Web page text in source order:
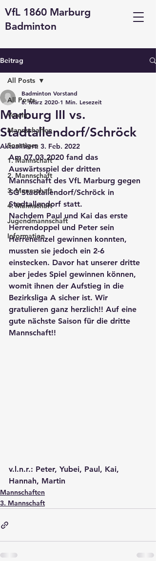
VfL 1860 Marburg
Badminton
Beitrag
All Posts
Verein
Mannschaften
Sonstiges
1. Mannschaft
2. Mannschaft
3. Mannschaft
4. Mannschaft
Jugendmannschaft
Information
All Posts
Marburg III vs.
Stadtallendorf/Schröck
Badminton Vorstand
8. März 2020 1 Min. Lesezeit
Aktualisiert: 3. Feb. 2022
Am 07.03.2020 fand das
Auswärtsspiel der dritten
Mannschaft des VfL Marburg gegen
SG Stadtallendorf/Schröck in
Stadtallendorf statt.
Nachdem Paul und Kai das erste
Herrendoppel und Peter sein
Herreneinzel gewinnen konnten,
mussten sie jedoch ein 2-6
einstecken. Davor hat unserer dritte
aber jedes Spiel gewinnen können,
womit ihnen der Aufstieg in die
Bezirksliga A sicher ist. Wir
gratulieren ganz herzlich!! Auf eine
gute nächste Saison für die dritte
Mannschaft!!
v.l.n.r.: Peter, Yubei, Paul, Kai,
Hannah, Martin
Mannschaften
3. Mannschaft